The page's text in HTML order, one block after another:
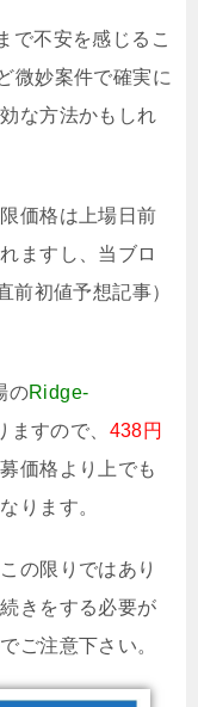
で不安を感じるこ
微妙案件で確実に
な方法かもしれ
価格は上場日前
ますし、当ブロ
前初値予想記事）
のRidge-
ますので、 438円
価格より上でも
ります。
の限りではあり
きをする必要が
ご注意下さい。